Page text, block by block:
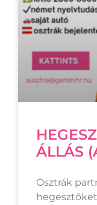
ÁLLÁS
Osztrák